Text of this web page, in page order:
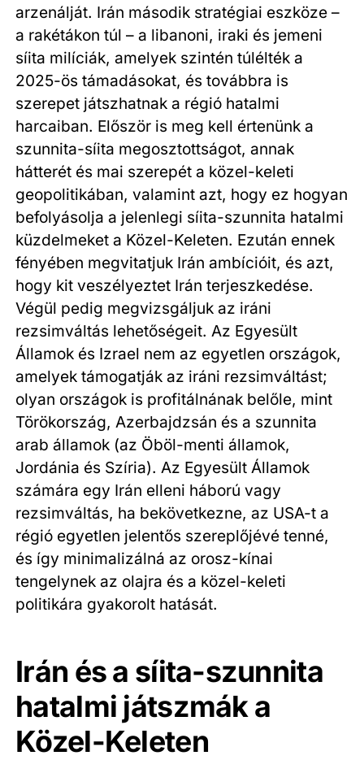
arzenálját. Irán második stratégiai eszköze –
a rakétákon túl – a libanoni, iraki és jemeni
síita milíciák, amelyek szintén túlélték a
2025-ös támadásokat, és továbbra is
szerepet játszhatnak a régió hatalmi
harcaiban. Először is meg kell értenünk a
szunnita-síita megosztottságot, annak
hátterét és mai szerepét a közel-keleti
geopolitikában, valamint azt, hogy ez hogyan
befolyásolja a jelenlegi síita-szunnita hatalmi
küzdelmeket a Közel-Keleten. Ezután ennek
fényében megvitatjuk Irán ambícióit, és azt,
hogy kit veszélyeztet Irán terjeszkedése.
Végül pedig megvizsgáljuk az iráni
rezsimváltás lehetőségeit. Az Egyesült
Államok és Izrael nem az egyetlen országok,
amelyek támogatják az iráni rezsimváltást;
olyan országok is profitálnának belőle, mint
Törökország, Azerbajdzsán és a szunnita
arab államok (az Öböl-menti államok,
Jordánia és Szíria). Az Egyesült Államok
számára egy Irán elleni háború vagy
rezsimváltás, ha bekövetkezne, az USA-t a
régió egyetlen jelentős szereplőjévé tenné,
és így minimalizálná az orosz-kínai
tengelynek az olajra és a közel-keleti
politikára gyakorolt hatását.
Irán és a síita-szunnita
hatalmi játszmák a
Közel-Keleten